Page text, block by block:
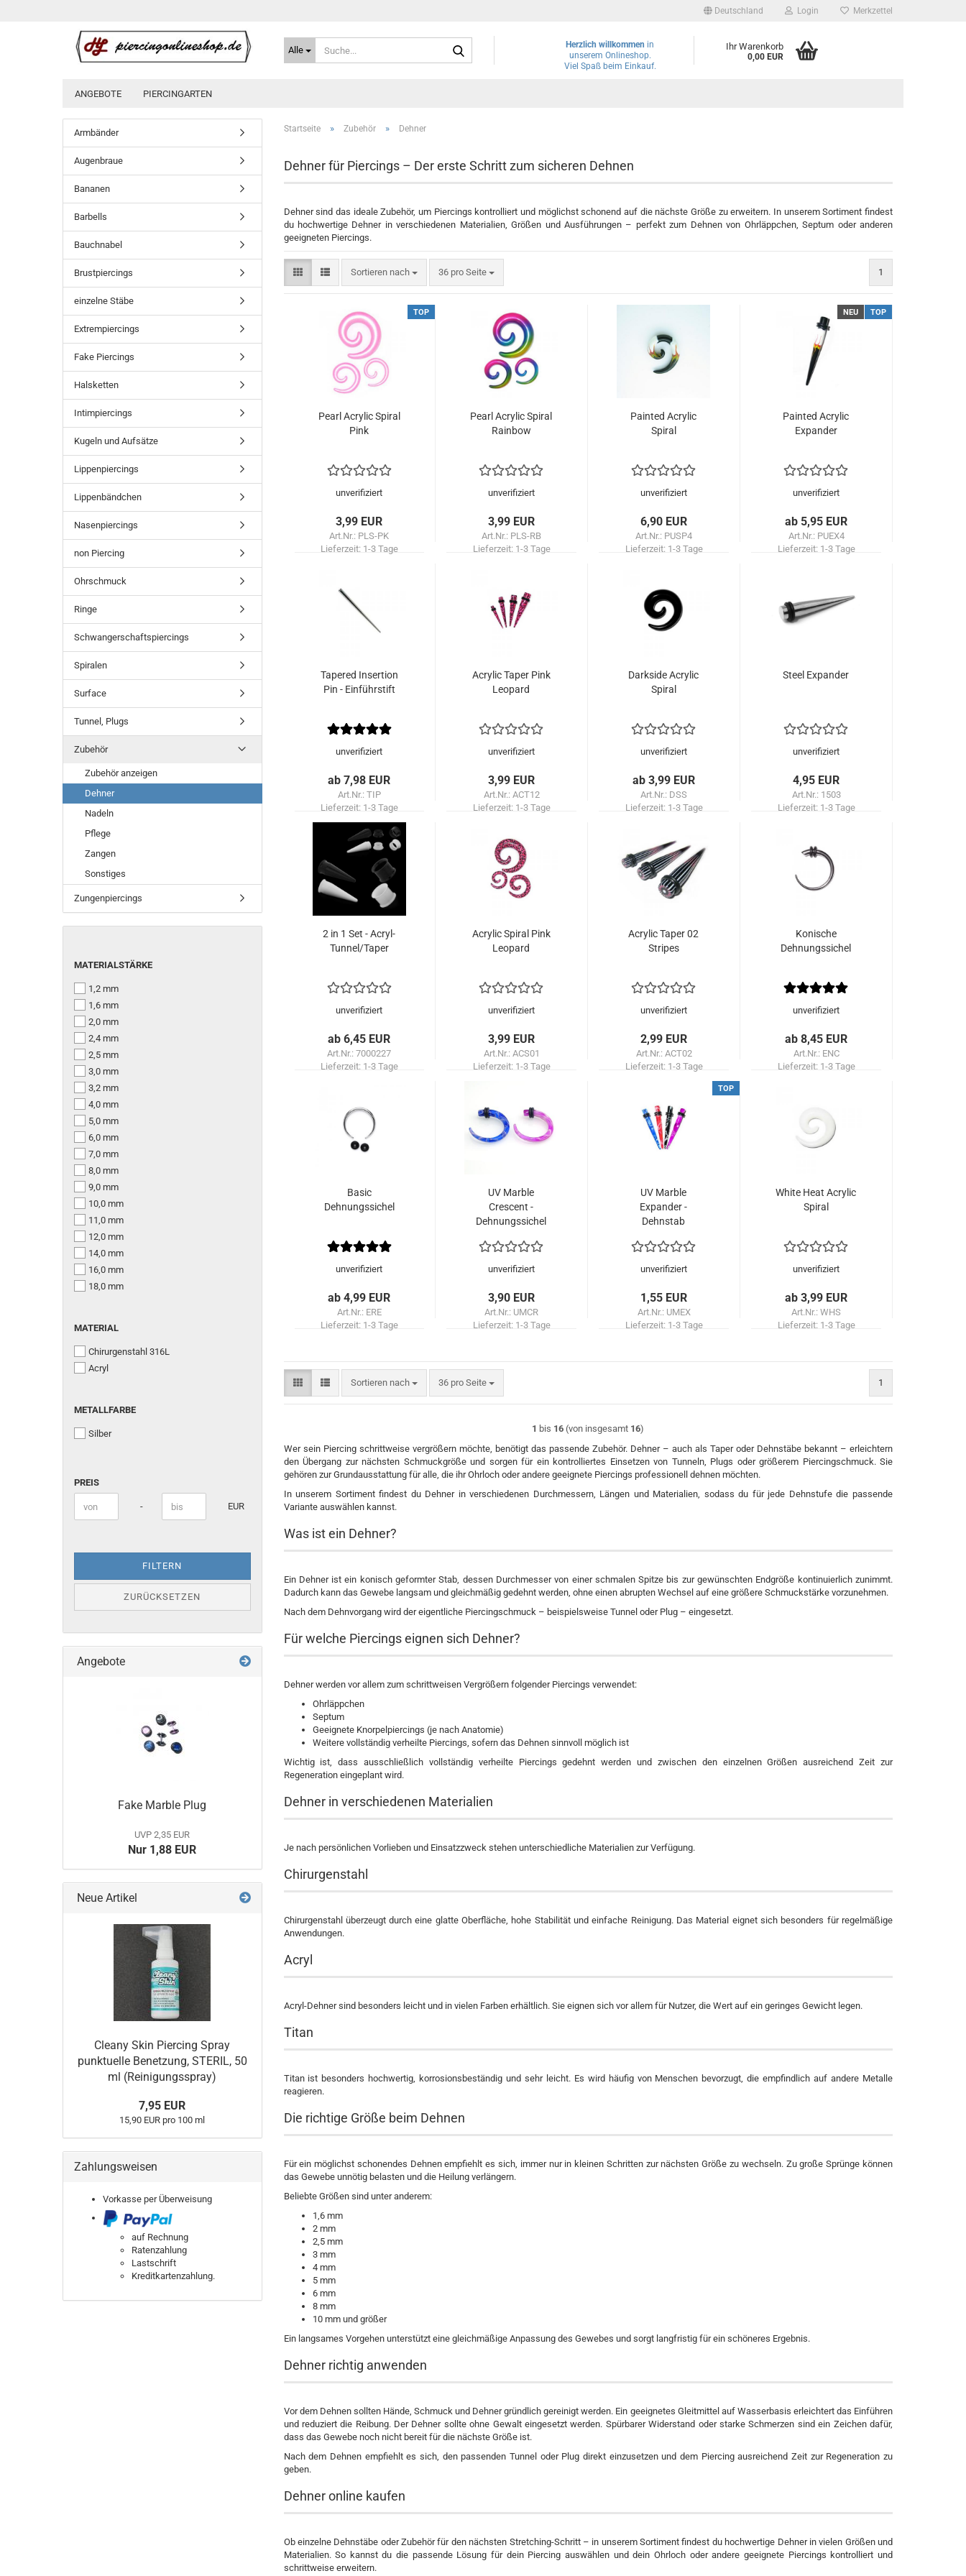
Deutschland Login Merkzettel
Alle Herzlich willkommen in
unserem Onlineshop.
Viel Spaß beim Einkauf.
Ihr Warenkorb
0,00 EUR
ANGEBOTE PIERCINGARTEN
Startseite » Zubehör » Dehner
Dehner für Piercings – Der erste Schritt zum sicheren Dehnen
Dehner sind das ideale Zubehör, um Piercings kontrolliert und möglichst schonend auf die nächste Größe zu erweitern. In unserem Sortiment findest
du hochwertige Dehner in verschiedenen Materialien, Größen und Ausführungen – perfekt zum Dehnen von Ohrläppchen, Septum oder anderen
geeigneten Piercings.
Sortieren nach
Sortieren nach 36 pro Seite
pro Seite 1
TOP
Pearl Acrylic Spiral
Pink
unverifiziert
3,99 EUR
Art.Nr.: PLS-PK
Lieferzeit: 1-3 Tage
Pearl Acrylic Spiral
Rainbow
unverifiziert
3,99 EUR
Art.Nr.: PLS-RB
Lieferzeit: 1-3 Tage
Painted Acrylic
Spiral
unverifiziert
6,90 EUR
Art.Nr.: PUSP4
Lieferzeit: 1-3 Tage
NEU TOP
Painted Acrylic
Expander
unverifiziert
ab 5,95 EUR
Art.Nr.: PUEX4
Lieferzeit: 1-3 Tage
Tapered Insertion
Pin - Einführstift
unverifiziert
ab 7,98 EUR
Art.Nr.: TIP
Lieferzeit: 1-3 Tage
Acrylic Taper Pink
Leopard
unverifiziert
3,99 EUR
Art.Nr.: ACT12
Lieferzeit: 1-3 Tage
Darkside Acrylic
Spiral
unverifiziert
ab 3,99 EUR
Art.Nr.: DSS
Lieferzeit: 1-3 Tage
Steel Expander
unverifiziert
4,95 EUR
Art.Nr.: 1503
Lieferzeit: 1-3 Tage
2 in 1 Set - Acryl-
Tunnel/Taper
unverifiziert
ab 6,45 EUR
Art.Nr.: 7000227
Lieferzeit: 1-3 Tage
Acrylic Spiral Pink
Leopard
unverifiziert
3,99 EUR
Art.Nr.: ACS01
Lieferzeit: 1-3 Tage
Acrylic Taper 02
Stripes
unverifiziert
2,99 EUR
Art.Nr.: ACT02
Lieferzeit: 1-3 Tage
Konische
Dehnungssichel
unverifiziert
ab 8,45 EUR
Art.Nr.: ENC
Lieferzeit: 1-3 Tage
Basic
Dehnungssichel
unverifiziert
ab 4,99 EUR
Art.Nr.: ERE
Lieferzeit: 1-3 Tage
UV Marble
Crescent -
Dehnungssichel
unverifiziert
3,90 EUR
Art.Nr.: UMCR
Lieferzeit: 1-3 Tage
TOP
UV Marble
Expander -
Dehnstab
unverifiziert
1,55 EUR
Art.Nr.: UMEX
Lieferzeit: 1-3 Tage
White Heat Acrylic
Spiral
unverifiziert
ab 3,99 EUR
Art.Nr.: WHS
Lieferzeit: 1-3 Tage
Sortieren nach
Sortieren nach 36 pro Seite
pro Seite 1
1 bis 16 (von insgesamt 16)
Wer sein Piercing schrittweise vergrößern möchte, benötigt das passende Zubehör. Dehner – auch als Taper oder Dehnstäbe bekannt – erleichtern
den Übergang zur nächsten Schmuckgröße und sorgen für ein kontrolliertes Einsetzen von Tunneln, Plugs oder größerem Piercingschmuck. Sie
gehören zur Grundausstattung für alle, die ihr Ohrloch oder andere geeignete Piercings professionell dehnen möchten.
In unserem Sortiment findest du Dehner in verschiedenen Durchmessern, Längen und Materialien, sodass du für jede Dehnstufe die passende
Variante auswählen kannst.
Was ist ein Dehner?
Ein Dehner ist ein konisch geformter Stab, dessen Durchmesser von einer schmalen Spitze bis zur gewünschten Endgröße kontinuierlich zunimmt.
Dadurch kann das Gewebe langsam und gleichmäßig gedehnt werden, ohne einen abrupten Wechsel auf eine größere Schmuckstärke vorzunehmen.
Nach dem Dehnvorgang wird der eigentliche Piercingschmuck – beispielsweise Tunnel oder Plug – eingesetzt.
Für welche Piercings eignen sich Dehner?
Dehner werden vor allem zum schrittweisen Vergrößern folgender Piercings verwendet:
Ohrläppchen
Septum
Geeignete Knorpelpiercings (je nach Anatomie)
Weitere vollständig verheilte Piercings, sofern das Dehnen sinnvoll möglich ist
Wichtig ist, dass ausschließlich vollständig verheilte Piercings gedehnt werden und zwischen den einzelnen Größen ausreichend Zeit zur
Regeneration eingeplant wird.
Dehner in verschiedenen Materialien
Je nach persönlichen Vorlieben und Einsatzzweck stehen unterschiedliche Materialien zur Verfügung.
Chirurgenstahl
Chirurgenstahl überzeugt durch eine glatte Oberfläche, hohe Stabilität und einfache Reinigung. Das Material eignet sich besonders für regelmäßige
Anwendungen.
Acryl
Acryl-Dehner sind besonders leicht und in vielen Farben erhältlich. Sie eignen sich vor allem für Nutzer, die Wert auf ein geringes Gewicht legen.
Titan
Titan ist besonders hochwertig, korrosionsbeständig und sehr leicht. Es wird häufig von Menschen bevorzugt, die empfindlich auf andere Metalle
reagieren.
Die richtige Größe beim Dehnen
Für ein möglichst schonendes Dehnen empfiehlt es sich, immer nur in kleinen Schritten zur nächsten Größe zu wechseln. Zu große Sprünge können
das Gewebe unnötig belasten und die Heilung verlängern.
Beliebte Größen sind unter anderem:
1,6 mm
2 mm
2,5 mm
3 mm
4 mm
5 mm
6 mm
8 mm
10 mm und größer
Ein langsames Vorgehen unterstützt eine gleichmäßige Anpassung des Gewebes und sorgt langfristig für ein schöneres Ergebnis.
Dehner richtig anwenden
Vor dem Dehnen sollten Hände, Schmuck und Dehner gründlich gereinigt werden. Ein geeignetes Gleitmittel auf Wasserbasis erleichtert das Einführen
und reduziert die Reibung. Der Dehner sollte ohne Gewalt eingesetzt werden. Spürbarer Widerstand oder starke Schmerzen sind ein Zeichen dafür,
dass das Gewebe noch nicht bereit für die nächste Größe ist.
Nach dem Dehnen empfiehlt es sich, den passenden Tunnel oder Plug direkt einzusetzen und dem Piercing ausreichend Zeit zur Regeneration zu
geben.
Dehner online kaufen
Ob einzelne Dehnstäbe oder Zubehör für den nächsten Stretching-Schritt – in unserem Sortiment findest du hochwertige Dehner in vielen Größen und
Materialien. So kannst du die passende Lösung für dein Piercing auswählen und dein Ohrloch oder andere geeignete Piercings kontrolliert und
schrittweise erweitern.
Armbänder
Augenbraue
Bananen
Barbells
Bauchnabel
Brustpiercings
einzelne Stäbe
Extrempiercings
Fake Piercings
Halsketten
Intimpiercings
Kugeln und Aufsätze
Lippenpiercings
Lippenbändchen
Nasenpiercings
non Piercing
Ohrschmuck
Ringe
Schwangerschaftspiercings
Spiralen
Surface
Tunnel, Plugs
Zubehör
Zubehör anzeigen
Dehner
Nadeln
Pflege
Zangen
Sonstiges
Zungenpiercings
MATERIALSTÄRKE
MATERIALSTÄRKE
1,2 mm
1,6 mm
2,0 mm
2,4 mm
2,5 mm
3,0 mm
3,2 mm
4,0 mm
5,0 mm
6,0 mm
7,0 mm
8,0 mm
9,0 mm
10,0 mm
11,0 mm
12,0 mm
14,0 mm
16,0 mm
18,0 mm
MATERIAL
MATERIAL
Chirurgenstahl 316L
Acryl
METALLFARBE
METALLFARBE
Silber
PREIS
Preis bis - EUR
FILTERN
ZURÜCKSETZEN
Angebote
Fake Marble Plug
UVP 2,35 EUR
Nur 1,88 EUR
Neue Artikel
Cleany Skin Piercing Spray
punktuelle Benetzung, STERIL, 50
ml (Reinigungsspray)
7,95 EUR
15,90 EUR pro 100 ml
Zahlungsweisen
Vorkasse per Überweisung
auf Rechnung
Ratenzahlung
Lastschrift
Kreditkartenzahlung.